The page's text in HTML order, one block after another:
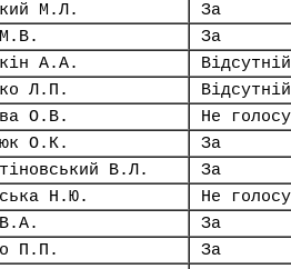
М.Л.
За
За
А.А.
Відсутній
Л.П.
Відсутній
О.В.
Не
О.К.
За
В.Л.
За
Н.Ю.
Не
За
П.П.
За